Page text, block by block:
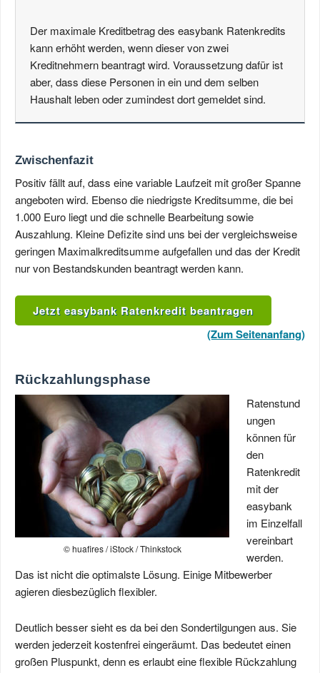
Der maximale Kreditbetrag des easybank Ratenkredits
kann erhöht werden, wenn dieser von zwei
Kreditnehmern beantragt wird. Voraussetzung dafür ist
aber, dass diese Personen in ein und dem selben
Haushalt leben oder zumindest dort gemeldet sind.
Zwischenfazit
Positiv fällt auf, dass eine variable Laufzeit mit großer Spanne
angeboten wird. Ebenso die niedrigste Kreditsumme, die bei
1.000 Euro liegt und die schnelle Bearbeitung sowie
Auszahlung. Kleine Defizite sind uns bei der vergleichsweise
geringen Maximalkreditsumme aufgefallen und das der Kredit
nur von Bestandskunden beantragt werden kann.
Jetzt easybank Ratenkredit beantragen
(Zum Seitenanfang)
Rückzahlungsphase
© huafires / iStock / Thinkstock
Ratenstund
ungen
können für
den
Ratenkredit
mit der
easybank
im Einzelfall
vereinbart
werden.
Das ist nicht die optimalste Lösung. Einige Mitbewerber
agieren diesbezüglich flexibler.
Deutlich besser sieht es da bei den Sondertilgungen aus. Sie
werden jederzeit kostenfrei eingeräumt. Das bedeutet einen
großen Pluspunkt, denn es erlaubt eine flexible Rückzahlung